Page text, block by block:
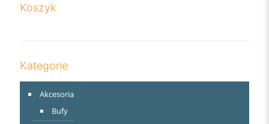
Koszyk
Kategorie
Akcesoria
Bufy